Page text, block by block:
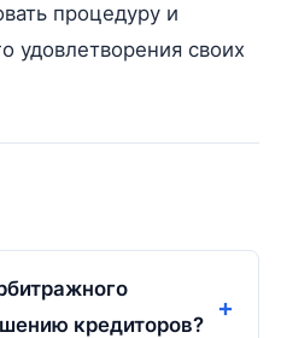
процедуру и
удовлетворения своих
кредиторов?